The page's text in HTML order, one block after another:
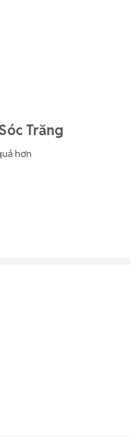
Trăng
hơn